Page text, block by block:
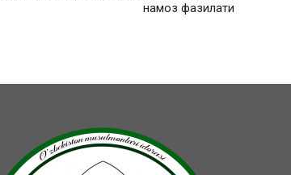
намоз фазилати